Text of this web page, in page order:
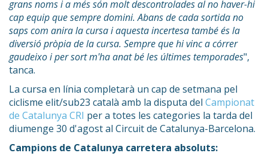
grans noms i a més són molt descontrolades al no haver-hi
cap equip que sempre domini. Abans de cada sortida no
saps com anira la cursa i aquesta incertesa també és la
diversió pròpia de la cursa. Sempre que hi vinc a córrer
gaudeixo i per sort m'ha anat bé les últimes temporades",
tanca.
La cursa en línia completarà un cap de setmana pel
ciclisme elit/sub23 català amb la disputa del Campionat
de Catalunya CRI per a totes les categories la tarda del
diumenge 30 d'agost al Circuit de Catalunya-Barcelona.
Campions de Catalunya carretera absoluts: